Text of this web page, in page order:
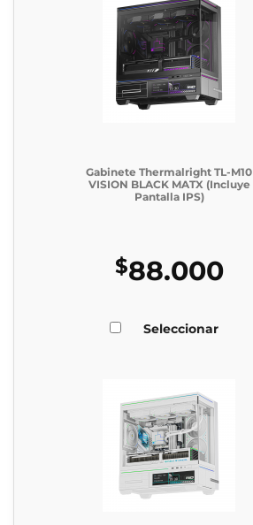
Gabinete Thermalright TL-M10
VISION BLACK MATX (Incluye
Pantalla IPS)
$88.000
Seleccionar